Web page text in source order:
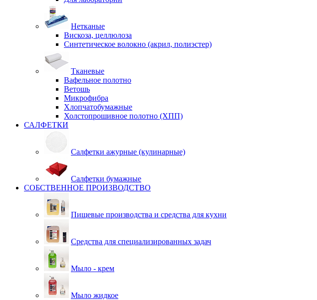
Нетканые
Вискоза, целлюлоза
Синтетическое волокно (акрил, полиэстер)
Тканевые
Вафельное полотно
Ветошь
Микрофибра
Хлопчатобумажные
Холстопрошивное полотно (ХПП)
САЛФЕТКИ
Салфетки ажурные (кулинарные)
Салфетки бумажные
СОБСТВЕННОЕ ПРОИЗВОДСТВО
Пищевые производства и средства для кухни
Средства для специализированных задач
Мыло - крем
Мыло жидкое